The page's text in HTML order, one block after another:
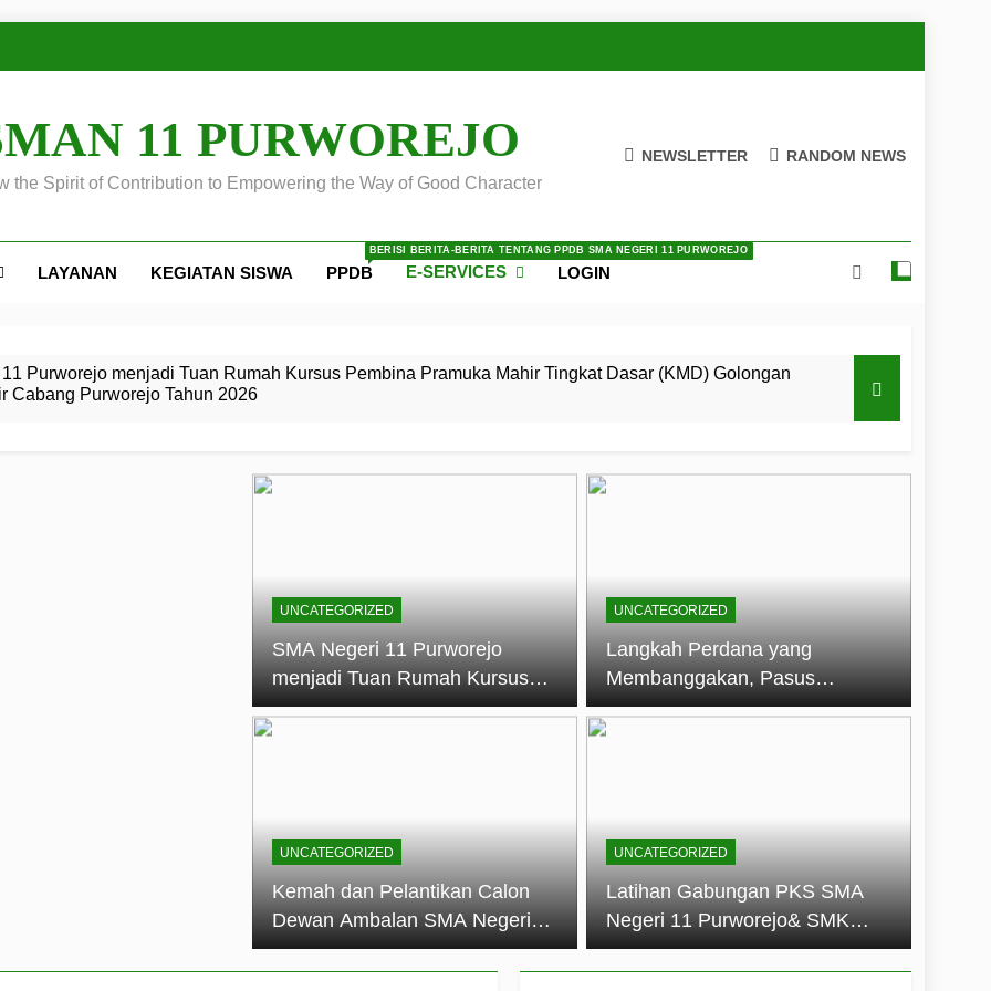
11 PURWOREJO
the Spirit of Contribution to Empowering the Way of Good Character
NEWSLETTER RANDOM NEWS
LAYANAN KEGIATAN SISWA PPDB
BERISI BERITA-BERITA TENTANG PPDB SMA NEGERI 11 PURWOREJO
E-SERVICES LOGIN
Purworejo menjadi Tuan Rumah Kursus Pembina Pramuka Mahir Tingkat Dasar (KMD) Golongan
Cabang Purworejo Tahun 2026
Calon Dewan Ambalan SMA Negeri 11 Purworejo: Membentuk Jiwa Kepemimpinan, Disiplin,
11 Purworejo Sukses Gelar LPBB Jatayudha Open 2 Tahun 2026
Tingkat
Gugus Depan
di LKBB
oleh Pasukan Khusus
11
Negeri 11 Purworejo
menjadi lokasi pelaksanaan
UNCATEGORIZED
SMA Negeri 11 Purworejo
menjadi Tuan Rumah Kursus
Pembina Pramuka Mahir
UNCATEGORIZED
Langkah Perdana yang
Membanggakan, Pasus
Jatayudha Ukir Prestasi di
UNCATEGORIZED
Kemah dan Pelantikan Calon
Dewan Ambalan SMA Negeri
11 Purworejo: Membentuk Jiwa
Kepemimpinan, Disiplin, dan
UNCATEGORIZED
Latihan Gabungan PKS SMA
Negeri 11 Purworejo& SMK
Negeri 6 Purworejo:
Membangun Disiplin,